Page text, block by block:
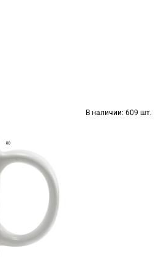
В наличии: 609 шт.